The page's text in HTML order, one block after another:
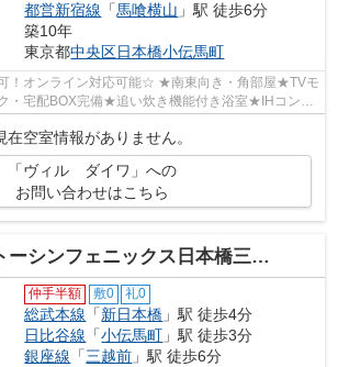
都営新宿線 「馬喰横山 」駅 徒歩6分
築10年
東京都中央区日本橋小伝馬町
！オンライン対応可能☆ ★南東向き・角部屋★TVモ
・宅配BOX完備★追い炊き機能付き浴室★IHコンロ
洗浄便座★駐輪場★
在空室情報がありません。
「ヴィル ダイワ」への
お問い合わせはこちら
ーシンフェニックス日本橋三越前
仲手半額 敷0 礼0
総武本線 「新日本橋 」駅 徒歩4分
日比谷線 「小伝馬町 」駅 徒歩3分
銀座線 「三越前 」駅 徒歩6分